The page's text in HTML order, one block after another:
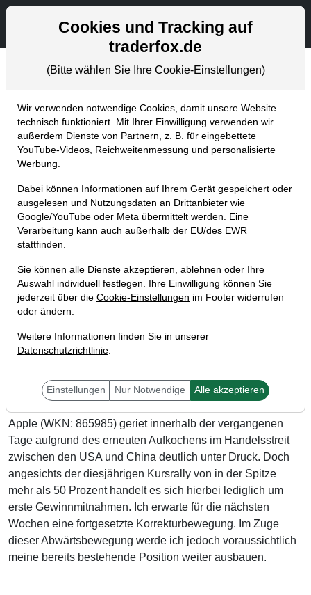
Aktien- und Artikelsuche
Chartanalysen
Home Blog Chartanalysen
Chartanalyse Apple: Hier werde ich
meine Position aufstocken!
08.05.2019 um 01:20 Uhr | P. Uhlschmied
Apple (WKN: 865985) geriet innerhalb der vergangenen
Tage aufgrund des erneuten Aufkochens im Handelsstreit
zwischen den USA und China deutlich unter Druck. Doch
angesichts der diesjährigen Kursrally von in der Spitze
mehr als 50 Prozent handelt es sich hierbei lediglich um
erste Gewinnmitnahmen. Ich erwarte für die nächsten
Wochen eine fortgesetzte Korrekturbewegung. Im Zuge
dieser Abwärtsbewegung werde ich jedoch voraussichtlich
meine bereits bestehende Position weiter ausbauen.
Cookies und Tracking auf
traderfox.de
(Bitte wählen Sie Ihre Cookie-Einstellungen)
Wir verwenden notwendige Cookies, damit unsere Website
technisch funktioniert. Mit Ihrer Einwilligung verwenden wir
außerdem Dienste von Partnern, z. B. für eingebettete
YouTube-Videos, Reichweitenmessung und personalisierte
Werbung.
Dabei können Informationen auf Ihrem Gerät gespeichert oder
ausgelesen und Nutzungsdaten an Drittanbieter wie
Google/YouTube oder Meta übermittelt werden. Eine
Verarbeitung kann auch außerhalb der EU/des EWR
stattfinden.
Sie können alle Dienste akzeptieren, ablehnen oder Ihre
Auswahl individuell festlegen. Ihre Einwilligung können Sie
jederzeit über die Cookie-Einstellungen im Footer widerrufen
oder ändern.
Weitere Informationen finden Sie in unserer
Datenschutzrichtlinie.
Einstellungen Nur Notwendige Alle akzeptieren